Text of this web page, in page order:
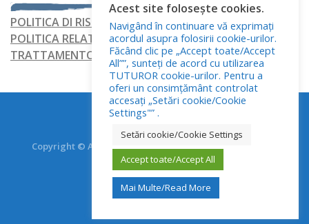
POLITICA DI RISERVATEZZA
POLITICA RELATIVA AI FILE COOKIE
TRATTAMENTO DEI DATI PERSONALI
Copyright © Asociația Italienilor din România - RO.AS.IT.
Toate drepturile rezervate.
Acest site folosește cookies.
Navigând în continuare vă exprimați
acordul asupra folosirii cookie-urilor.
Făcând clic pe „Accept toate/Accept
All””, sunteți de acord cu utilizarea
TUTUROR cookie-urilor. Pentru a
oferi un consimțământ controlat
accesați „Setări cookie/Cookie
Settings"” .
Setări cookie/Cookie Settings
Accept toate/Accept All
Mai Multe/Read More